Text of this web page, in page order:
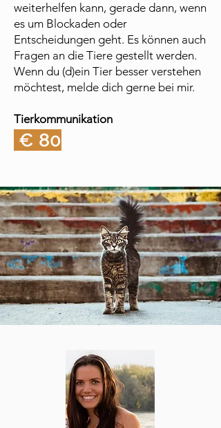
weiterhelfen kann, gerade dann, wenn
es um Blockaden oder
Entscheidungen geht. Es können auch
Fragen an die Tiere gestellt werden.
Wenn du (d)ein Tier besser verstehen
möchtest, melde dich gerne bei mir.
Tierkommunikation
€ 80